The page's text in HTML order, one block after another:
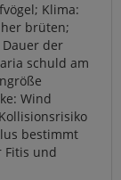
Klima:
brüten;
der
schuld am
Wind
bestimmt
Fitis und